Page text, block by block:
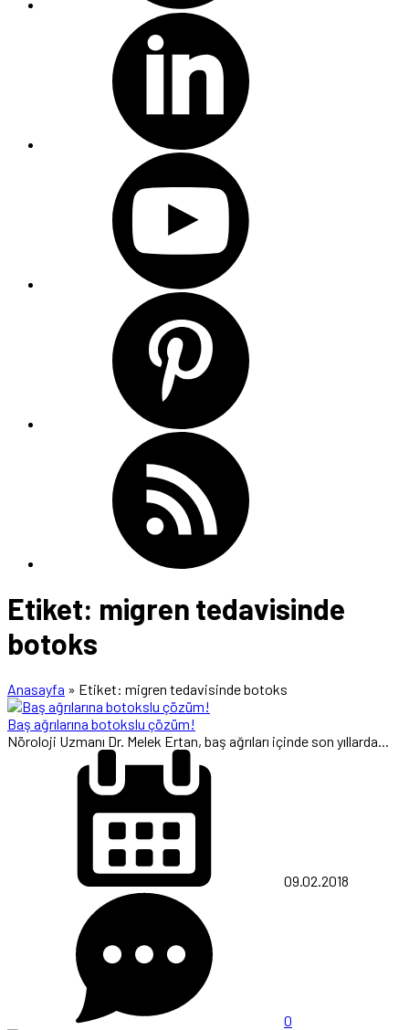
Etiket: migren tedavisinde
botoks
Anasayfa » Etiket: migren tedavisinde botoks
Baş ağrılarına botokslu çözüm!
Nöroloji Uzmanı Dr. Melek Ertan, baş ağrıları içinde son yıllarda...
09.02.2018
0